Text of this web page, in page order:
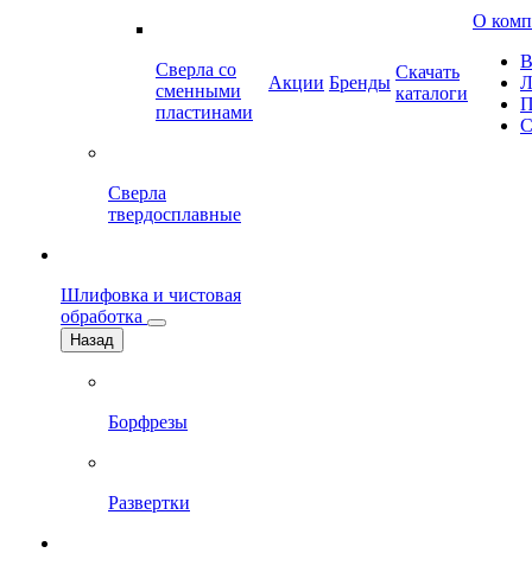
Сверла со
сменными
пластинами
Сверла
твердосплавные
Шлифовка и чистовая
обработка
Назад
Борфрезы
Развертки
Акции Бренды
Скачать
каталоги
О